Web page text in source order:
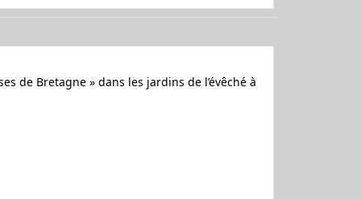
de Bretagne » dans les jardins de l’évêché à